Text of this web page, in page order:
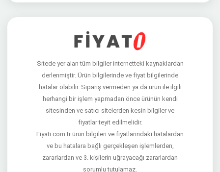
Sitede yer alan tüm bilgiler internetteki kaynaklardan
derlenmiştir. Ürün bilgilerinde ve fiyat bilgilerinde
hatalar olabilir. Sipariş vermeden ya da ürün ile ilgili
herhangi bir işlem yapmadan önce ürünün kendi
sitesinden ve satıcı sitelerden kesin bilgiler ve
fiyatlar teyit edilmelidir.
Fiyati.com.tr ürün bilgileri ve fiyatlarındaki hatalardan
ve bu hatalara bağlı gerçekleşen işlemlerden,
zararlardan ve 3. kişilerin uğrayacağı zararlardan
sorumlu tutulamaz.